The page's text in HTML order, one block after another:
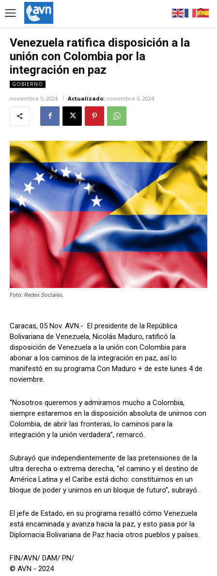
Venezuela ratifica disposición a la
unión con Colombia por la
integración en paz
GOBIERNO
noviembre 5, 2024 Actualizado: noviembre 5, 2024
Foto: Redes Sociales.
Caracas, 05 Nov. AVN.- El presidente de la República
Bolivariana de Venezuela, Nicolás Maduro, ratificó la
disposición de Venezuela a la unión con Colombia para
abonar a los caminos de la integración en paz, así lo
manifestó en su programa Con Maduro + de este lunes 4 de
noviembre.
“Nosotros queremos y admiramos mucho a Colombia,
siempre estaremos en la disposición absoluta de unirnos con
Colombia, de abrir las fronteras, lo caminos para la
integración y la unión verdadera”, remarcó.
Subrayó que independientemente de las pretensiones de la
ultra derecha o extrema derecha, "el camino y el destino de
América Latina y el Caribe está dicho: constituirnos en un
bloque de poder y unirnos en un bloque de futuro”, subrayó.
El jefe de Estado, en su programa resaltó cómo Venezuela
está encaminada y avanza hacia la paz, y esto pasa por la
Diplomacia Bolivariana de Paz hacia otros pueblos y países.
FIN/AVN/ DAM/ PN/
© AVN - 2024